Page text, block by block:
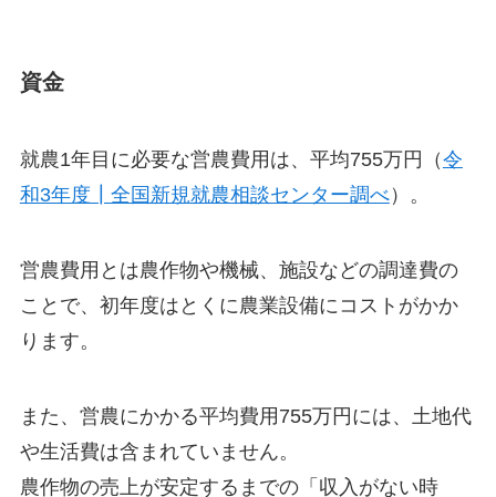
資金
就農1年目に必要な営農費用は、 平均755万円 （令
和3年度┃全国新規就農相談センター調べ）。
営農費用とは農作物や機械、施設などの調達費の
ことで、 初年度はとくに農業設備にコストがかか
ります。
また、営農にかかる平均費用755万円には、土地代
や生活費は含まれていません。
農作物の売上が安定するまでの「収入がない時